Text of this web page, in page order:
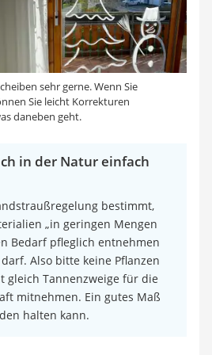
sehr gerne. Wenn Sie
Sie leicht Korrekturen
daneben geht.
in der Natur einfach
bestimmt,
„in geringen Mengen
Bedarf pfleglich entnehmen
Also bitte keine Pflanzen
gleich Tannenzweige für die
mitnehmen. Ein gutes Maß
halten kann.